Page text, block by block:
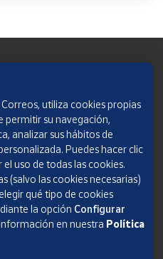
S.A., S.M.E. Todos los derechos
utiliza cookies propias
permitir su navegación,
analizar sus hábitos de
Puedes hacer clic
uso de todas las cookies.
(salvo las cookies necesarias)
qué tipo de cookies
la opción Configurar
en nuestra Política